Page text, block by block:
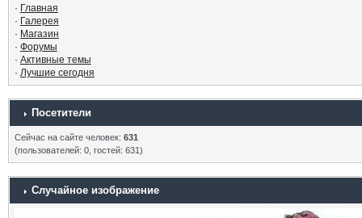
· Главная
· Галерея
· Магазин
· Форумы
· Активные темы
· Лучшие сегодня
Посетители
Сейчас на сайте человек: 631
(пользователей: 0, гостей: 631)
Случайное изображение